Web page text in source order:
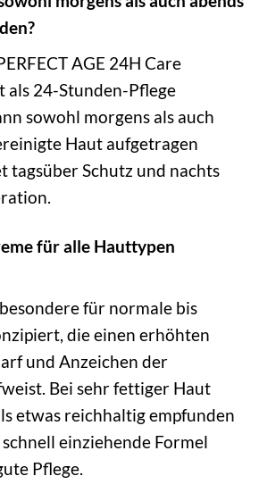
AGE 24H Care
als 24-Stunden-Pflege
sowohl morgens als auch
Haut aufgetragen
tagsüber Schutz und nachts
für alle Hauttypen
für normale bis
die einen erhöhten
und Anzeichen der
Bei sehr fettiger Haut
etwas reichhaltig empfunden
einziehende Formel
Pflege.